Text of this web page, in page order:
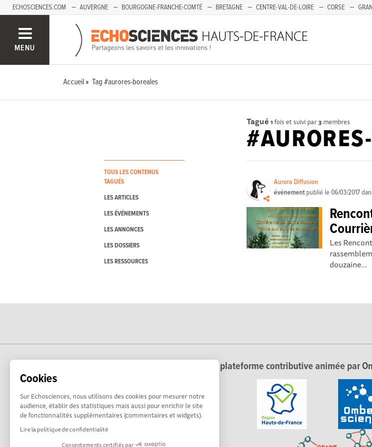
Cookies
Sur Echosciences, nous utilisons des cookies pour mesurer notre
audience, établir des statistiques mais aussi pour enrichir le site
de fonctionnalités supplémentaires (commentaires et widgets).
Lire la politique de confidentialité
Consentements certifiés par
ECHOSCIENCES.COM AUVERGNE BOURGOGNE-FRANCHE-COMTÉ BRETAGNE CENTRE-VAL-DE-LOIRE CORSE
SAVOIE MONT-BLANC
MENU
Accueil Tag #aurores-boreales
TOUS LES CONTENUS
TAGUÉS
LES ARTICLES
LES ÉVÉNEMENTS
LES ANNONCES
LES DOSSIERS
LES RESSOURCES
Tagué 1 fois et suivi par3 membres
Aurora Diffusion
événement publié le06/03/2017
Les
douzaine...
Echosciences Hauts-de-France est une plateforme contributive animée par